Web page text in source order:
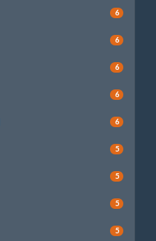
6
6
6
6
6
5
5
5
5